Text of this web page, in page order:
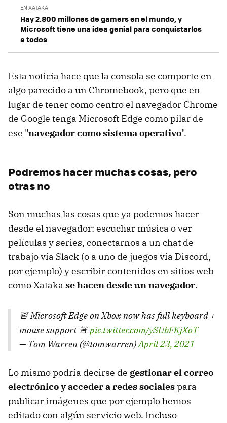
EN XATAKA
Hay 2.800 millones de gamers en el mundo, y
Microsoft tiene una idea genial para conquistarlos
a todos
Esta noticia hace que la consola se comporte en
algo parecido a un Chromebook, pero que en
lugar de tener como centro el navegador Chrome
de Google tenga Microsoft Edge como pilar de
ese "navegador como sistema operativo".
Podremos hacer muchas cosas, pero
otras no
Son muchas las cosas que ya podemos hacer
desde el navegador: escuchar música o ver
películas y series, conectarnos a un chat de
trabajo vía Slack (o a uno de juegos vía Discord,
por ejemplo) y escribir contenidos en sitios web
como Xataka se hacen desde un navegador.
🚨 Microsoft Edge on Xbox now has full keyboard +
mouse support 🚨pic.twitter.com/ySUbFKjXoT
— Tom Warren (@tomwarren)April 23, 2021
Lo mismo podría decirse de gestionar el correo
electrónico y acceder a redes socialespara
publicar imágenes que por ejemplo hemos
editado con algún servicio web. Incluso